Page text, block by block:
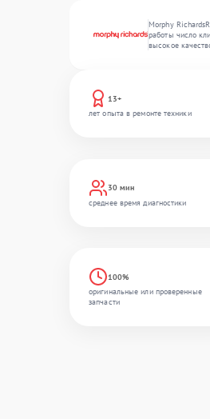
Morphy
работы число
высокое
13+
лет опыта в ремонте техники
30 мин
среднее время диагностики
100%
оригинальные или проверенные
запчасти